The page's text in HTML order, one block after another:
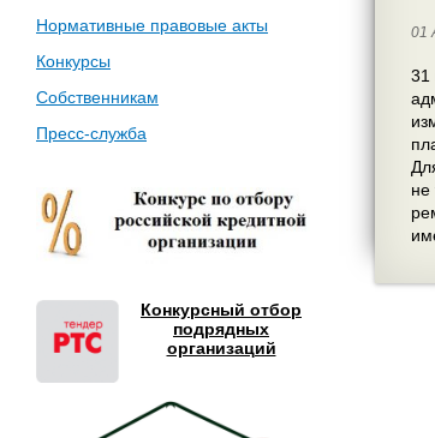
Нормативные правовые акты
Конкурсы
Собственникам
Пресс-служба
Конкурсный отбор
подрядных
организаций
01
31
не